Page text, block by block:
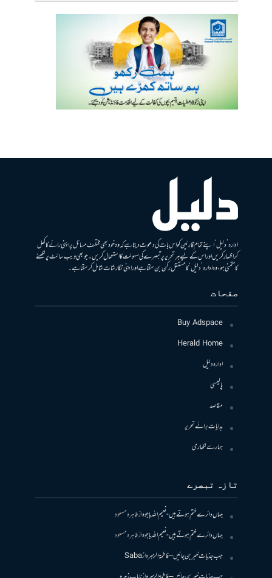
ادارہ ’دلیل‘ اپنے تمام قارئین کو اس بات کی دعوت دیتا ہے کہ وہ خود بھی مختلف مسائل پر اپنی رائے کا کھل
کر اظہار کریں اور اس کے لیے ہر تحریر پر تبصرے کی سہولت کا استعمال کریں۔ جو بھی ویب سائٹ پر لکھنے
کا متمنی ہو، وہ ادارہ ’دلیل‘ کا مستقل رکن بن سکتا ہے اور اپنی نگارشات شامل کرسکتا ہے۔
صفحات
Buy Adspace
Herald Home
ادارہ دلیل
پالیسی
مقاصد
ہدایات برائے تحریر
ہمارے لکھاری
تازہ تبصرے
جہاں دائرے ختم ہوتے ہیں- نعیم اللہ باجوہازطاہرہ مسعود
جہاں دائرے ختم ہوتے ہیں- نعیم اللہ باجوہازطاہرہ مسعود
جب جذبات خبر بن جائیں – فاطمۃالزہرہازSaba